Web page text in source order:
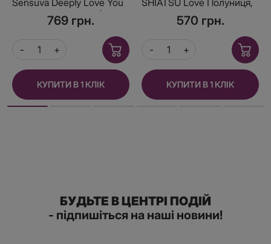
Chocolate Coconut (29
мл), для глубокого мінету
769 грн.
КУПИТИ В 1 КЛІК
570 грн.
КУПИТИ В 1 КЛІК
БУДЬТЕ В ЦЕНТРІ ПОДІЙ
- підпишіться на наші новини!